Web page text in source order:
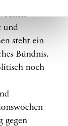
und
steht ein
Bündnis.
noch
gegen